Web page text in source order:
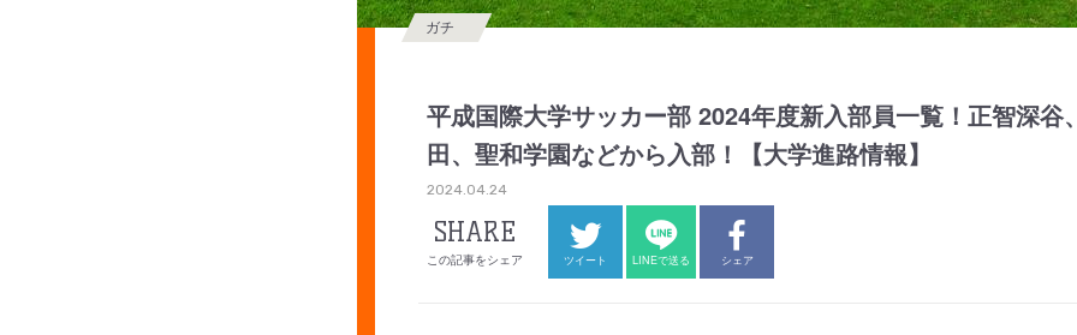
平成国際大学サッカー部 2024年度新入部員一覧！正智深谷
田、聖和学園などから入部！【大学進路情報】
ガチ
2024.04.24
SHARE
この記事をシェア ツイート LINEで送る シェア